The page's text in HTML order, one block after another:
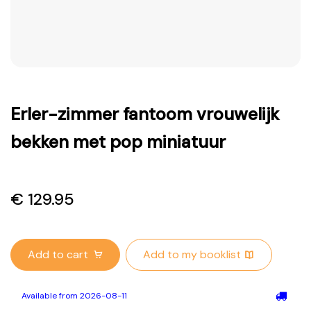
Erler-zimmer fantoom vrouwelijk
bekken met pop miniatuur
€ 129.95
Add to cart Add to my booklist
Available from 2026-08-11